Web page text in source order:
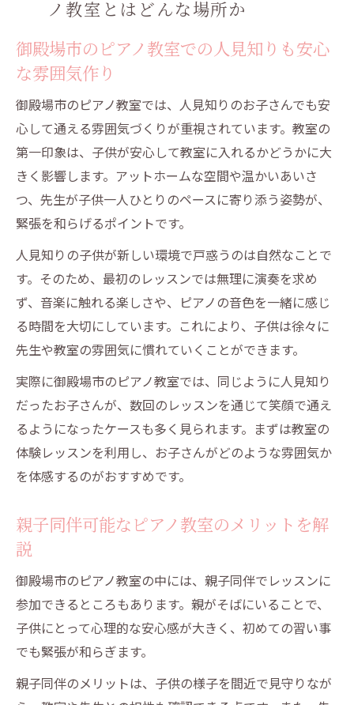
ノ教室とはどんな場所か
御殿場市のピアノ教室での人見知りも安心
な雰囲気作り
御殿場市のピアノ教室では、人見知りのお子さんでも安
心して通える雰囲気づくりが重視されています。教室の
第一印象は、子供が安心して教室に入れるかどうかに大
きく影響します。アットホームな空間や温かいあいさ
つ、先生が子供一人ひとりのペースに寄り添う姿勢が、
緊張を和らげるポイントです。
人見知りの子供が新しい環境で戸惑うのは自然なことで
す。そのため、最初のレッスンでは無理に演奏を求め
ず、音楽に触れる楽しさや、ピアノの音色を一緒に感じ
る時間を大切にしています。これにより、子供は徐々に
先生や教室の雰囲気に慣れていくことができます。
実際に御殿場市のピアノ教室では、同じように人見知り
だったお子さんが、数回のレッスンを通じて笑顔で通え
るようになったケースも多く見られます。まずは教室の
体験レッスンを利用し、お子さんがどのような雰囲気か
を体感するのがおすすめです。
親子同伴可能なピアノ教室のメリットを解
説
御殿場市のピアノ教室の中には、親子同伴でレッスンに
参加できるところもあります。親がそばにいることで、
子供にとって心理的な安心感が大きく、初めての習い事
でも緊張が和らぎます。
親子同伴のメリットは、子供の様子を間近で見守りなが